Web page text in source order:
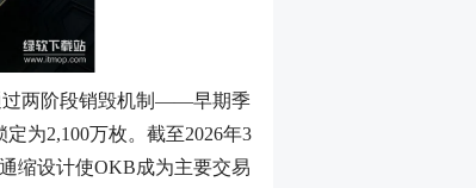
过两阶段销毁机制——早期季
为2,100万枚。截至2026年3
缩设计使OKB成为主要交易